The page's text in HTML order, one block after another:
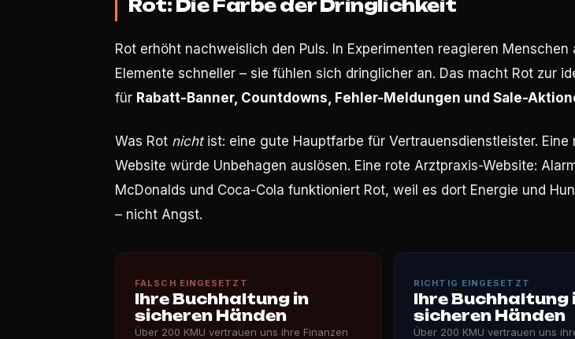
Rot: Die Farbe der Dringlichkeit
Rot erhöht nachweislich den Puls. In Experimenten reagieren Menschen
Elemente schneller – sie fühlen sich dringlicher an. Das macht Rot zur
für Rabatt-Banner, Countdowns, Fehler-Meldungen und Sale-
Was Rot nichtist: eine gute Hauptfarbe für Vertrauensdienstleister. Eine
Website würde Unbehagen auslösen. Eine rote Arztpraxis-Website:
McDonalds und Coca-Cola funktioniert Rot, weil es dort Energie und
– nicht Angst.
FALSCH EINGESETZT
Ihre Buchhaltung in
sicheren Händen
Über 200 KMU vertrauen uns ihre Finanzen
RICHTIG EINGESETZT
Ihre Buchhaltung
sicheren Händen
Über 200 KMU vertrauen uns